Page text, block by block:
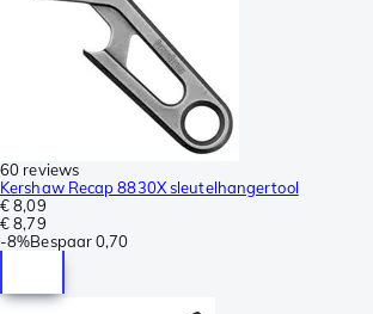
60 reviews
Kershaw Recap 8830X sleutelhangertool
€ 8,09
€ 8,79
-8%Bespaar0,70